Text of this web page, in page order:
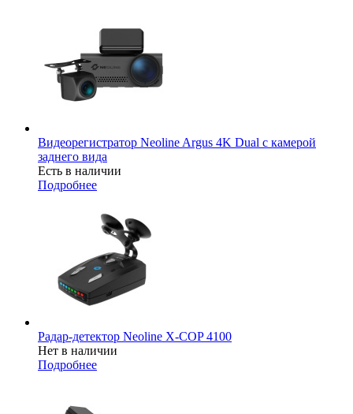
Видеорегистратор Neoline Argus 4K Dual с камерой
заднего вида
Есть в наличии
Подробнее
Радар-детектор Neoline X-COP 4100
Нет в наличии
Подробнее